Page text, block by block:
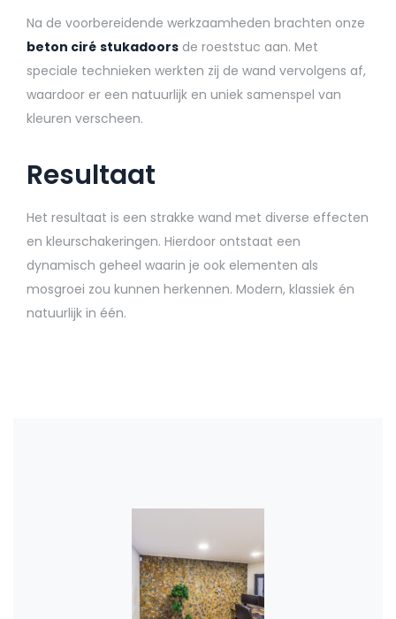
Na de voorbereidende werkzaamheden brachten onze
beton ciré stukadoors de roeststuc aan. Met
speciale technieken werkten zij de wand vervolgens af,
waardoor er een natuurlijk en uniek samenspel van
kleuren verscheen.
Resultaat
Het resultaat is een strakke wand met diverse effecten
en kleurschakeringen. Hierdoor ontstaat een
dynamisch geheel waarin je ook elementen als
mosgroei zou kunnen herkennen. Modern, klassiek én
natuurlijk in één.